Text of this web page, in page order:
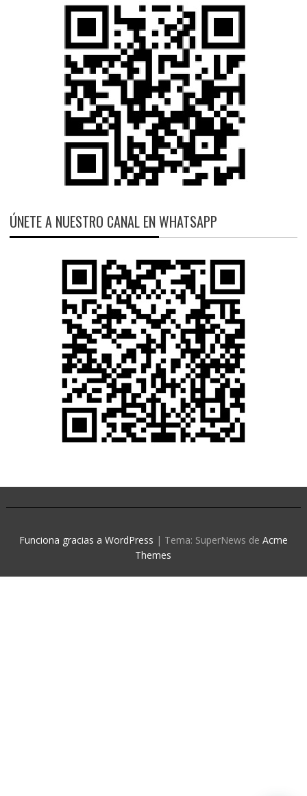
ÚNETE A NUESTRO CANAL EN WHATSAPP
Funciona gracias a WordPress | Tema: SuperNews de Acme
Themes